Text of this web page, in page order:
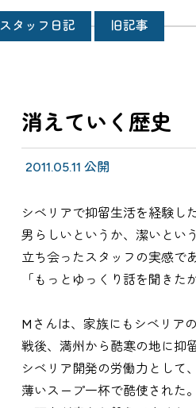
スタッフ日記 旧記事
消えていく歴史
2011.05.11 公開
シベリアで抑留生活を経験し
男らしいというか、潔いとい
立ち会ったスタッフの実感であ
「もっとゆっくり話を聞きた
Mさんは、家族にもシベリア
戦後、満州から酷寒の地に抑
シベリア開発の労働力として
薄いスープ一杯で酷使された。